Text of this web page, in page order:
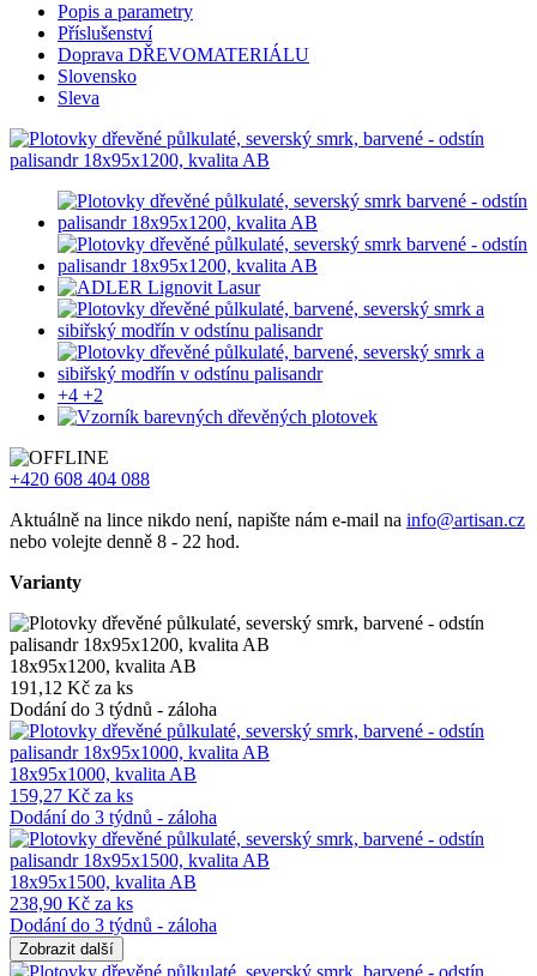
Popis a parametry
Příslušenství
Doprava DŘEVOMATERIÁLU
Slovensko
Sleva
+4 +2
+420 608 404 088
Aktuálně na lince nikdo není, napište nám e-mail na info@artisan.cz
nebo volejte denně 8 - 22 hod.
Varianty
18x95x1200, kvalita AB
191,12 Kč za ks
Dodání do 3 týdnů - záloha
18x95x1000, kvalita AB
159,27 Kč za ks
Dodání do 3 týdnů - záloha
18x95x1500, kvalita AB
238,90 Kč za ks
Dodání do 3 týdnů - záloha
Zobrazit další